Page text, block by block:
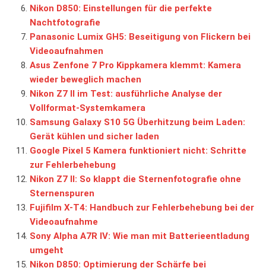
Nikon D850: Einstellungen für die perfekte
Nachtfotografie
Panasonic Lumix GH5: Beseitigung von Flickern bei
Videoaufnahmen
Asus Zenfone 7 Pro Kippkamera klemmt: Kamera
wieder beweglich machen
Nikon Z7 II im Test: ausführliche Analyse der
Vollformat-Systemkamera
Samsung Galaxy S10 5G Überhitzung beim Laden:
Gerät kühlen und sicher laden
Google Pixel 5 Kamera funktioniert nicht: Schritte
zur Fehlerbehebung
Nikon Z7 II: So klappt die Sternenfotografie ohne
Sternenspuren
Fujifilm X-T4: Handbuch zur Fehlerbehebung bei der
Videoaufnahme
Sony Alpha A7R IV: Wie man mit Batterieentladung
umgeht
Nikon D850: Optimierung der Schärfe bei